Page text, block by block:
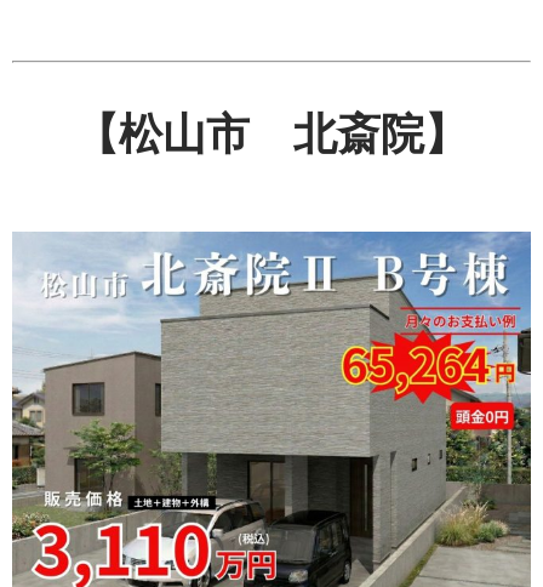
【松山市 北斎院】